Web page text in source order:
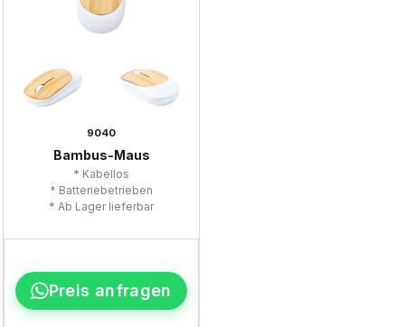
9040
Bambus-Maus
* Kabellos
* Batteriebetrieben
* Ab Lager lieferbar
Preis anfragen